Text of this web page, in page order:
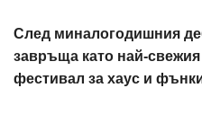
След миналогодишния
завръща като най-
фестивал за хаус и